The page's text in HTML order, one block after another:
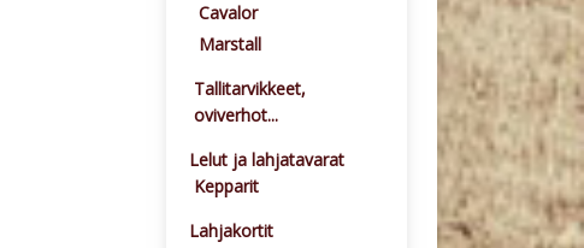
Cavalor
Marstall
Tallitarvikkeet,
oviverhot...
Lelut ja lahjatavarat
Kepparit
Lahjakortit